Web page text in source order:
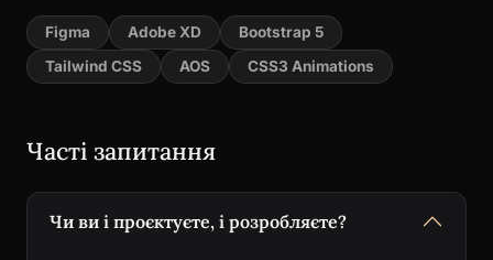
Figma Adobe XD
Bootstrap 5
Tailwind CSS
AOS CSS3 Animations
Часті запитання
Чи ви і проєктуєте, і розробляєте?